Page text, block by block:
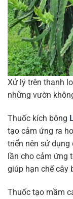
Xử lý trên thanh
những vườn
Thuốc kích bông
tạo cảm ứng ra
triển nên sử
lần cho cảm ứng
giúp hạn chế cây
Thuốc tạo mầm